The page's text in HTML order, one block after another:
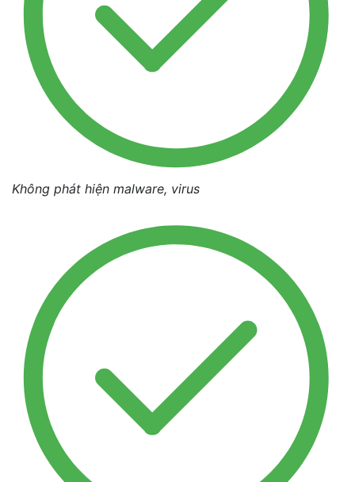
Không phát hiện malware, virus